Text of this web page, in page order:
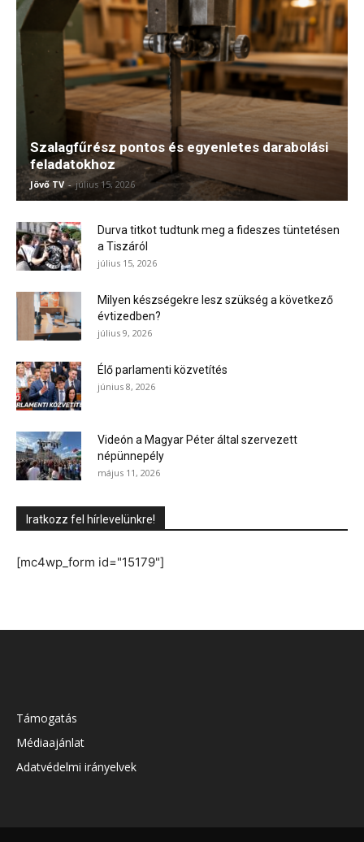
Szalagfűrész pontos és egyenletes darabolási
feladatokhoz
Jövő TV - július 15, 2026
Durva titkot tudtunk meg a fideszes tüntetésen
a Tiszáról
július 15, 2026
Milyen készségekre lesz szükség a következő
évtizedben?
július 9, 2026
Élő parlamenti közvetítés
június 8, 2026
Videón a Magyar Péter által szervezett
népünnepély
május 11, 2026
Iratkozz fel hírlevelünkre!
[mc4wp_form id="15179"]
Támogatás
Médiaajánlat
Adatvédelmi irányelvek